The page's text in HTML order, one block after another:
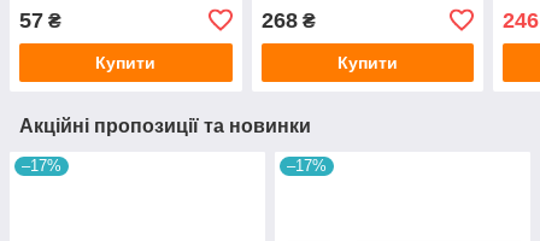
57 ₴
Купити
268₴
Купити
246
Акційні пропозиції та новинки
–17% –17%